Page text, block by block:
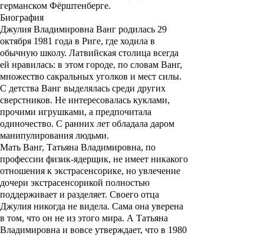
германском Фёрштенберге.
Биография
Джулия Владимировна Ванг родилась 29
октября 1981 года в Риге, где ходила в
обычную школу. Латвийская столица всегда
ей нравилась: в этом городе, по словам Ванг,
множество сакральных уголков и мест силы.
С детства Ванг выделялась среди других
сверстников. Не интересовалась куклами,
прочими игрушками, а предпочитала
одиночество. С ранних лет обладала даром
манипулирования людьми.
Мать Ванг, Татьяна Владимировна, по
профессии физик-ядерщик, не имеет никакого
отношения к экстрасенсорике, но увлечение
дочери экстрасенсорикой полностью
поддерживает и разделяет. Своего отца
Джулия никогда не видела. Сама она уверена
в том, что он не из этого мира. А Татьяна
Владимировна и вовсе утверждает, что в 1980